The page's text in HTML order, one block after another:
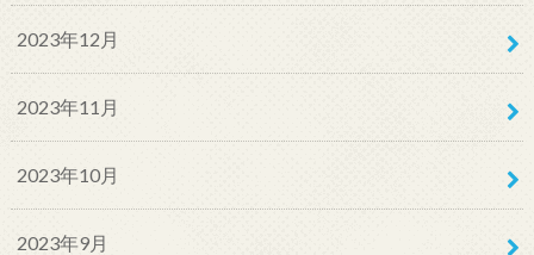
2023年12月
2023年11月
2023年10月
2023年9月